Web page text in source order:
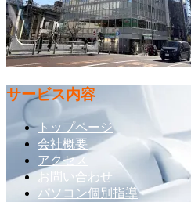
サービス内容
トップページ
会社概要
アクセス
お問い合わせ
パソコン個別指導